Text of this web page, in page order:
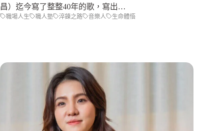
昌）迄今寫了整整40年的歌，寫出…
職場人生 職人塾 淬鍊之路 音樂人 生命體悟